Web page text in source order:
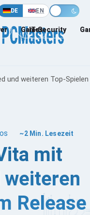
DE EN
Games
IT-Security
und weiteren Top-Spielen
~2 Min. Lesezeit
mit
weiteren
Release